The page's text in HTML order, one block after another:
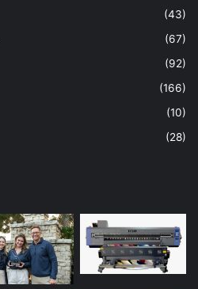
(43)
(67)
(92)
(166)
(10)
(28)